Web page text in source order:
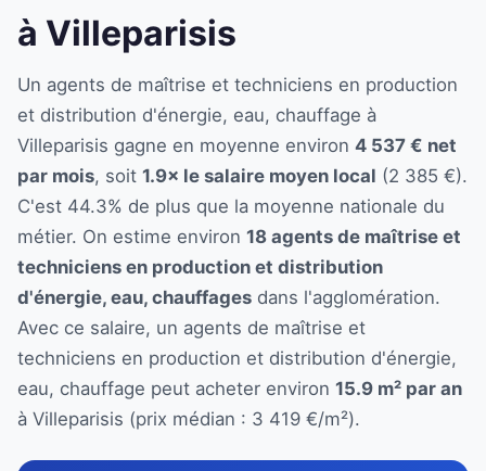
à Villeparisis
Un agents de maîtrise et techniciens en production
et distribution d'énergie, eau, chauffage à
Villeparisis gagne en moyenne environ 4 537 € net
par mois, soit 1.9× le salaire moyen local (2 385 €).
C'est 44.3% de plus que la moyenne nationale du
métier. On estime environ 18 agents de maîtrise et
techniciens en production et distribution
d'énergie, eau, chauffages dans l'agglomération.
Avec ce salaire, un agents de maîtrise et
techniciens en production et distribution d'énergie,
eau, chauffage peut acheter environ 15.9 m² par an
à Villeparisis (prix médian : 3 419 €/m²).